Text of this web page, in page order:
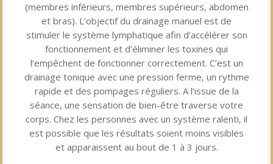
(membres inférieurs, membres supérieurs, abdomen
et bras). L’objectif du drainage manuel est de
stimuler le système lymphatique afin d’accélérer son
fonctionnement et d’éliminer les toxines qui
l’empêchent de fonctionner correctement. C’est un
drainage tonique avec une pression ferme, un rythme
rapide et des pompages réguliers. A l’issue de la
séance, une sensation de bien-être traverse votre
corps. Chez les personnes avec un système ralenti, il
est possible que les résultats soient moins visibles
et apparaissent au bout de 1 à 3 jours.